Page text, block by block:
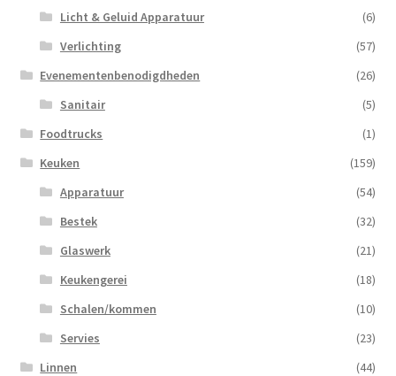
Licht & Geluid Apparatuur
(6)
Verlichting
(57)
Evenementenbenodigdheden
(26)
Sanitair
(5)
Foodtrucks
(1)
Keuken
(159)
Apparatuur
(54)
Bestek
(32)
Glaswerk
(21)
Keukengerei
(18)
Schalen/kommen
(10)
Servies
(23)
Linnen
(44)